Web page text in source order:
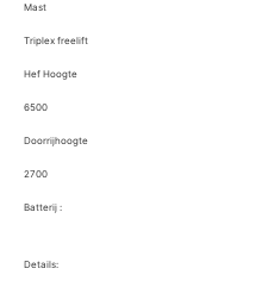
Mast
Triplex freelift
Hef Hoogte
6500
Doorrijhoogte
2700
Batterij :
Details: